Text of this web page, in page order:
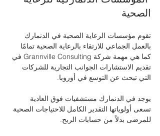
الصحية
تقوم مؤسسات الرعاية الصحية في الدنمارك
بالعمل الجماعي للارتقاء بالرعاية الصحية تمامًا
كما هي مهمة شركة Grannville Consulting في
تقديم الاستشارات الجوانب التجارية للشركات
التي تبحث عن التوسع في أوروبا.
يوجد في الدنمارك مستشفيات فوق العادية
تسعى أولوياتها التقدير الكامل للاحتياجات الصحية
للمرضى بدلاً من حسابات الربح.